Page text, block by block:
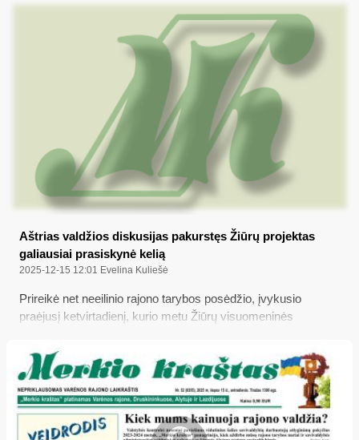
Aštrias valdžios diskusijas pakurstęs Žiūrų projektas
galiausiai prasiskynė kelią
2025-12-15 12:01 Evelina Kuliešė
Prireikė net neeilinio rajono tarybos posėdžio, įvykusio
praėjusį ketvirtadienį, kurio metu Žiūrų visuomeninės
persvara; be to, pritarta ir Musteikos kaimo bendruomenės
projektui...